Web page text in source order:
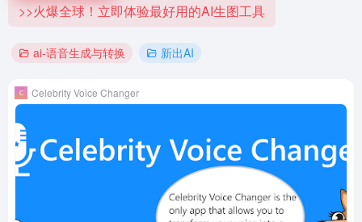
>>火爆全球！立即体验最好用的AI生图工具
ai-语音生成与转换 新出AI
Celebrity Voice Changer